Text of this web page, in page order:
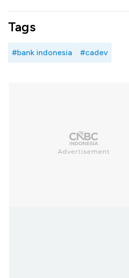
Tags
#bank indonesia #cadev